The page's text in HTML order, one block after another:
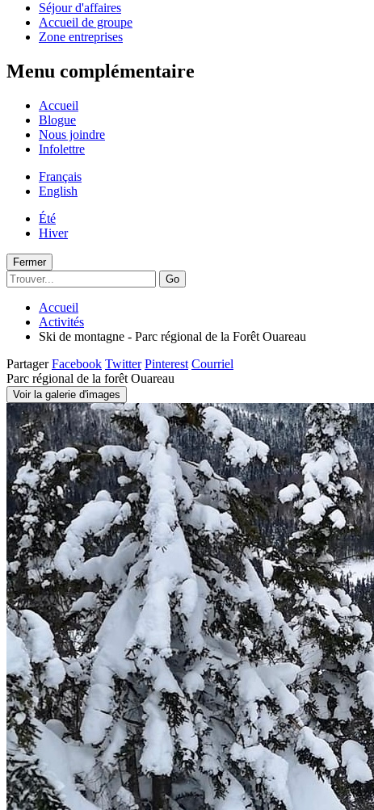
Séjour d'affaires
Accueil de groupe
Zone entreprises
Menu complémentaire
Accueil
Blogue
Nous joindre
Infolettre
Français
English
Été
Hiver
Fermer
Go
Accueil
Activités
Ski de montagne - Parc régional de la Forêt Ouareau
Partager Facebook Twitter Pinterest Courriel
Parc régional de la forêt Ouareau
Voir la galerie d'images